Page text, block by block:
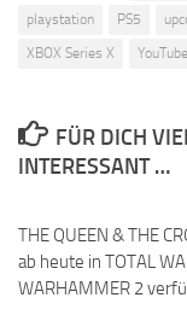
playstation
PS5
XBOX Series X
YouTube
FÜR DICH
INTERESSANT …
THE QUEEN & THE
ab heute in TOTAL
WARHAMMER 2